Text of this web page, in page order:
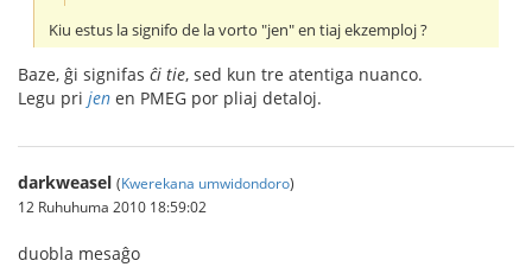
Kiu estus la signifo de la vorto "jen" en tiaj ekzemploj ?
Baze, ĝi signifas ĉi tie, sed kun tre atentiga nuanco.
Legu pri jen en PMEG por pliaj detaloj.
darkweasel (Kwerekana umwidondoro)
12 Ruhuhuma 2010 18:59:02
duobla mesaĝo